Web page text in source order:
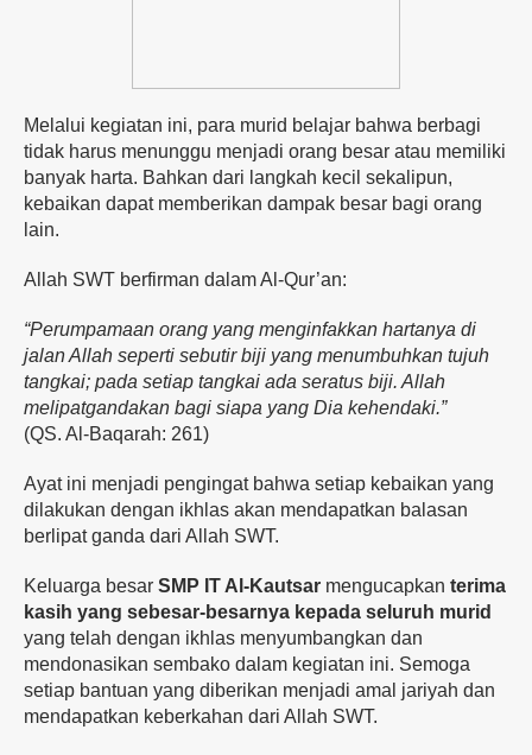
Melalui kegiatan ini, para murid belajar bahwa berbagi
tidak harus menunggu menjadi orang besar atau memiliki
banyak harta. Bahkan dari langkah kecil sekalipun,
kebaikan dapat memberikan dampak besar bagi orang
lain.
Allah SWT berfirman dalam Al-Qur’an:
“Perumpamaan orang yang menginfakkan hartanya di
jalan Allah seperti sebutir biji yang menumbuhkan tujuh
tangkai; pada setiap tangkai ada seratus biji. Allah
melipatgandakan bagi siapa yang Dia kehendaki.”
(QS. Al-Baqarah: 261)
Ayat ini menjadi pengingat bahwa setiap kebaikan yang
dilakukan dengan ikhlas akan mendapatkan balasan
berlipat ganda dari Allah SWT.
Keluarga besar SMP IT Al-Kautsar mengucapkan terima
kasih yang sebesar-besarnya kepada seluruh murid
yang telah dengan ikhlas menyumbangkan dan
mendonasikan sembako dalam kegiatan ini. Semoga
setiap bantuan yang diberikan menjadi amal jariyah dan
mendapatkan keberkahan dari Allah SWT.